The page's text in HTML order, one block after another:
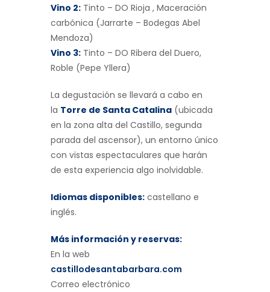
Vino 2: Tinto – DO Rioja , Maceración
carbónica (Jarrarte – Bodegas Abel
Mendoza)
Vino 3: Tinto – DO Ribera del Duero,
Roble (Pepe Yllera)
La degustación se llevará a cabo en
la Torre de Santa Catalina (ubicada
en la zona alta del Castillo, segunda
parada del ascensor), un entorno único
con vistas espectaculares que harán
de esta experiencia algo inolvidable.
Idiomas disponibles: castellano e
inglés.
Más información y reservas:
En la web
castillodesantabarbara.com
Correo electrónico